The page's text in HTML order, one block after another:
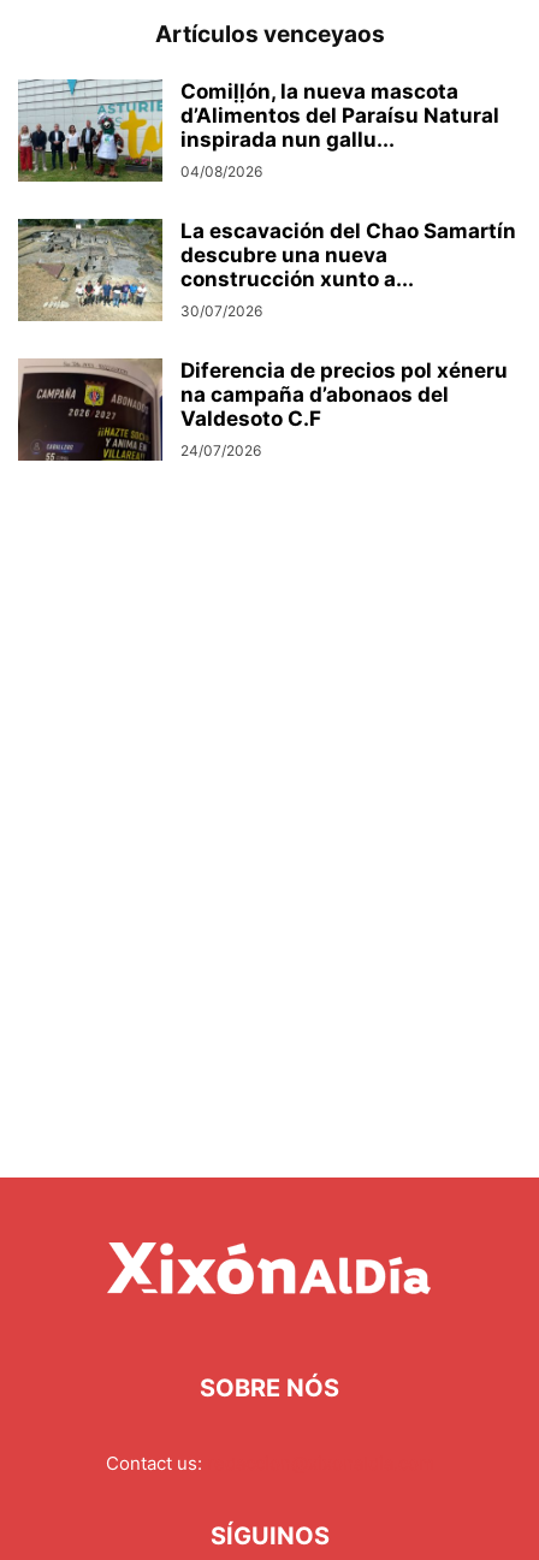
Artículos venceyaos
Comiḷḷón, la nueva mascota
d’Alimentos del Paraísu Natural
inspirada nun gallu...
04/08/2026
La escavación del Chao Samartín
descubre una nueva
construcción xunto a...
30/07/2026
Diferencia de precios pol xéneru
na campaña d’abonaos del
Valdesoto C.F
24/07/2026
SOBRE NÓS
Contact us:
SÍGUINOS